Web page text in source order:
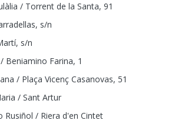
/ Torrent de la Santa, 91
s/n
s/n
Beniamino Farina, 1
/ Plaça Vicenç Casanovas, 51
/ Sant Artur
Rusiñol / Riera d'en Cintet